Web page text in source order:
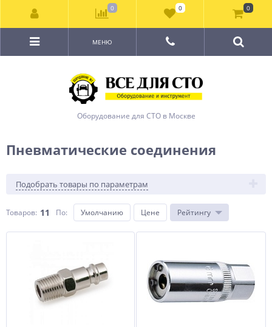
Оборудование для СТО в Москве
МЕНЮ
Пневматические соединения
Подобрать товары по параметрам
Товаров: 11 По: Умолчанию Цене Рейтингу
0 0 0